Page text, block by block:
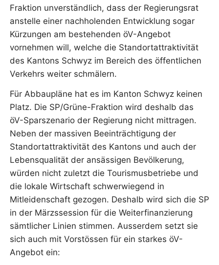
Fraktion unverständlich, dass der Regierungsrat
anstelle einer nachholenden Entwicklung sogar
Kürzungen am bestehenden öV-Angebot
vornehmen will, welche die Standortattraktivität
des Kantons Schwyz im Bereich des öffentlichen
Verkehrs weiter schmälern.
Für Abbaupläne hat es im Kanton Schwyz keinen
Platz. Die SP/Grüne-Fraktion wird deshalb das
öV-Sparszenario der Regierung nicht mittragen.
Neben der massiven Beeinträchtigung der
Standortattraktivität des Kantons und auch der
Lebensqualität der ansässigen Bevölkerung,
würden nicht zuletzt die Tourismusbetriebe und
die lokale Wirtschaft schwerwiegend in
Mitleidenschaft gezogen. Deshalb wird sich die SP
in der Märzssession für die Weiterfinanzierung
sämtlicher Linien stimmen. Ausserdem setzt sie
sich auch mit Vorstössen für ein starkes öV-
Angebot ein: